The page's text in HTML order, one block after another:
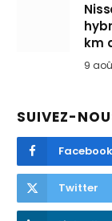
km
9
SUIVEZ-
Facebook
Twitter